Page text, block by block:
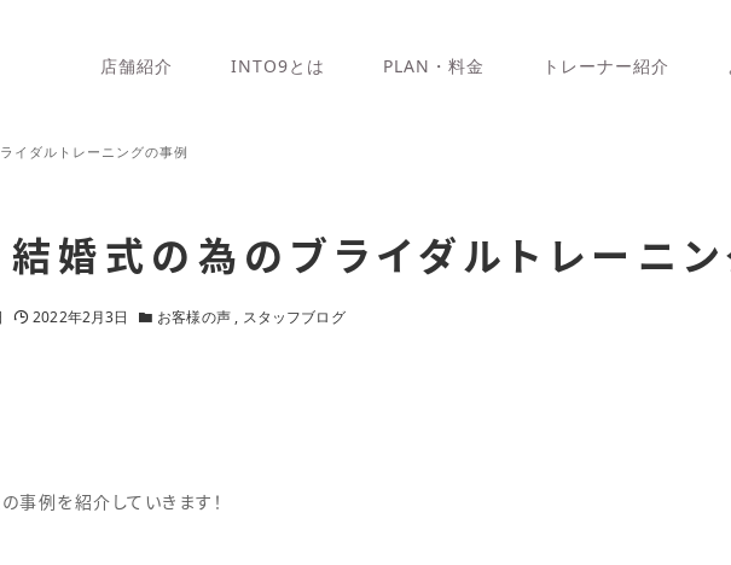
店舗紹介 INTO9とは PLAN・料金 トレーナー紹介
イダルトレーニングの事例
結婚式の為のブライダルトレーニン
2022年2月3日 お客様の声 スタッフブログ
事例を紹介していきます！